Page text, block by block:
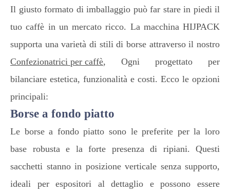
Il giusto formato di imballaggio può far stare in piedi il
tuo caffè in un mercato ricco. La macchina HIJPACK
supporta una varietà di stili di borse attraverso il nostro
Confezionatrici per caffè, Ogni progettato per
bilanciare estetica, funzionalità e costi. Ecco le opzioni
principali:
Borse a fondo piatto
Le borse a fondo piatto sono le preferite per la loro
base robusta e la forte presenza di ripiani. Questi
sacchetti stanno in posizione verticale senza supporto,
ideali per espositori al dettaglio e possono essere